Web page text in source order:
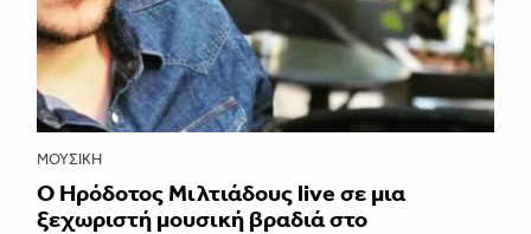
ΜΟΥΣΙΚΉ
Ο Ηρόδοτος Μιλτιάδους live σε μια
ξεχωριστή μουσική βραδιά στο